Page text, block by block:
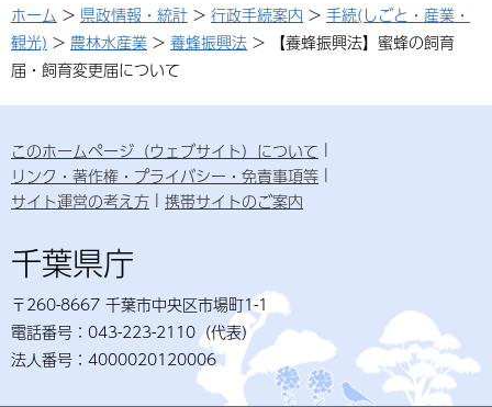
ホーム > 県政情報・統計 > 行政手続案内 > 手続(しごと・産業・
観光) > 農林水産業 > 養蜂振興法 > 【養蜂振興法】蜜蜂の飼育
届・飼育変更届について
このホームページ（ウェブサイト）について
リンク・著作権・プライバシー・免責事項等
サイト運営の考え方
携帯サイトのご案内
千葉県庁
〒260-8667 千葉市中央区市場町1-1
電話番号：043-223-2110（代表）
法人番号：4000020120006